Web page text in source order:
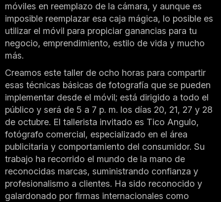
móviles en reemplazo de la cámara, y aunque es
imposible reemplazar esa caja mágica, lo posible es
utilizar el móvil para propiciar ganancias para tu
negocio, emprendimiento, estilo de vida y mucho
más.
Creamos este taller de ocho horas para compartir
esas técnicas básicas de fotografía que se pueden
implementar desde el móvil; está dirigido a todo el
público y será de 5 a 7 p. m. los días 20, 21, 27 y 28
de octubre. El tallerista invitado es Tico Angulo,
fotógrafo comercial, especializado en el área
publicitaria y comportamiento del consumidor. Su
trabajo ha recorrido el mundo de la mano de
reconocidas marcas, suministrando confianza y
profesionalismo a clientes. Ha sido reconocido y
galardonado por firmas internacionales como